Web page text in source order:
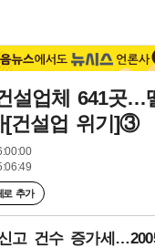
설업체 641곳…
[건설업 위기]③
로 추가
고 건수 증가세